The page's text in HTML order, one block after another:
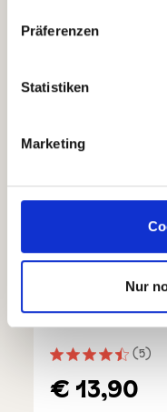
Präferenzen
Statistiken
Marketing
Nur
(5)
€ 13,90